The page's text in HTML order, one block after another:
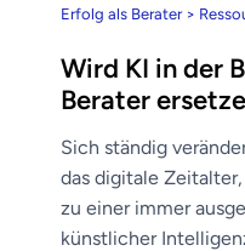
Erfolg als Berater >
Wird KI in der
Berater
Sich ständig
das digitale
zu einer immer
künstlicher